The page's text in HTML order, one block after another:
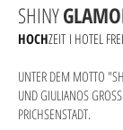
SHINY
HOCHZEIT I HOTEL
UNTER DEM MOTTO
UND GIULIANOS
PRICHSENSTADT.